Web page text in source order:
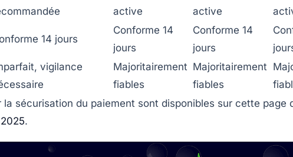
active
active
14 jours
Conforme 14
jours
Conforme 14
jours
vigilance
Majoritairement
fiables
Majoritairement
fiables
la sécurisation du paiement sont disponibles sur cette page
.